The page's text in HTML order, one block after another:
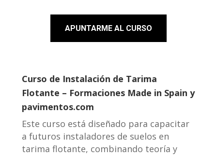
APUNTARME AL CURSO
Curso de Instalación de Tarima
Flotante – Formaciones Made in Spain y
pavimentos.com
Este curso está diseñado para capacitar
a futuros instaladores de suelos en
tarima flotante, combinando teoría y